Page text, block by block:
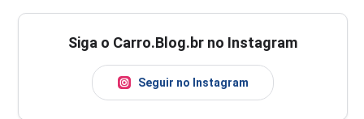
Siga o Carro.Blog.br no Instagram
Seguir no Instagram